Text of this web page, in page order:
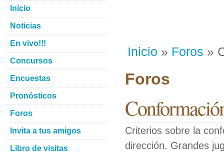
Inicio » Foros »
Foros
Criterios sobre la
dirección. Grandes
Inicio
Noticias
En vivo!!!
Concursos
Encuestas
Pronósticos
Foros
Invita a tus amigos
Libro de visitas